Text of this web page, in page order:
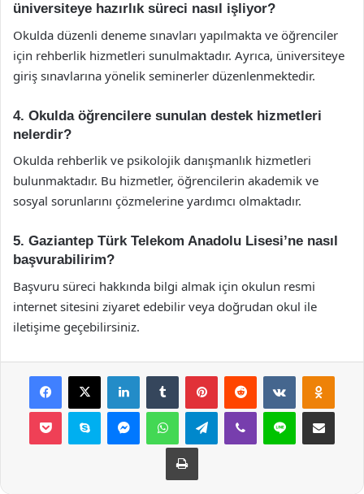
üniversiteye hazırlık süreci nasıl işliyor?
Okulda düzenli deneme sınavları yapılmakta ve öğrenciler
için rehberlik hizmetleri sunulmaktadır. Ayrıca, üniversiteye
giriş sınavlarına yönelik seminerler düzenlenmektedir.
4. Okulda öğrencilere sunulan destek hizmetleri
nelerdir?
Okulda rehberlik ve psikolojik danışmanlık hizmetleri
bulunmaktadır. Bu hizmetler, öğrencilerin akademik ve
sosyal sorunlarını çözmelerine yardımcı olmaktadır.
5. Gaziantep Türk Telekom Anadolu Lisesi’ne nasıl
başvurabilirim?
Başvuru süreci hakkında bilgi almak için okulun resmi
internet sitesini ziyaret edebilir veya doğrudan okul ile
iletişime geçebilirsiniz.
Facebook
X LinkedInTumblr PinterestReddit VKontakte
Pocket Skype MessengerWhatsAppTelegramViber Line E-Posta ile
Yazdır